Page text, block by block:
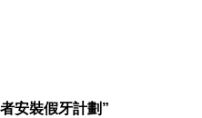
安裝假牙計劃”